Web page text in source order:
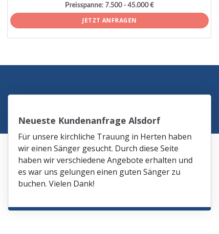
Preisspanne: 7.500 - 45.000 €
JETZT ANFRAGEN
Neueste Kundenanfrage Alsdorf
Für unsere kirchliche Trauung in Herten haben
wir einen Sänger gesucht. Durch diese Seite
haben wir verschiedene Angebote erhalten und
es war uns gelungen einen guten Sänger zu
buchen. Vielen Dank!